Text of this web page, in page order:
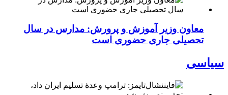
معاون وزیر آموزش و پرورش: مدارس در سال
تحصیلی جاری حضوری است
سیاسی